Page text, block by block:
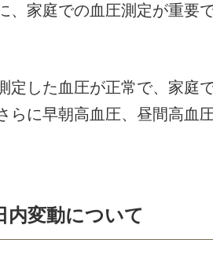
、家庭での血圧測定が重要
定した血圧が正常で、家庭
らに早朝高血圧、昼間高血
内変動について